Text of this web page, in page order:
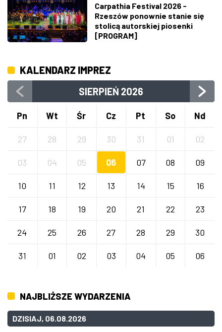
Carpathia Festival 2026 -
Rzeszów ponownie stanie się
stolicą autorskiej piosenki
[PROGRAM]
KALENDARZ IMPREZ
SIERPIEŃ 2026
Pn Wt Śr Cz Pt So Nd
27 28 29 30 31 01 02
03 04 05 06 07 08 09
10 11 12 13 14 15 16
17 18 19 20 21 22 23
24 25 26 27 28 29 30
31 01 02 03 04 05 06
NAJBLIŻSZE WYDARZENIA
DZISIAJ, 06.08.2026